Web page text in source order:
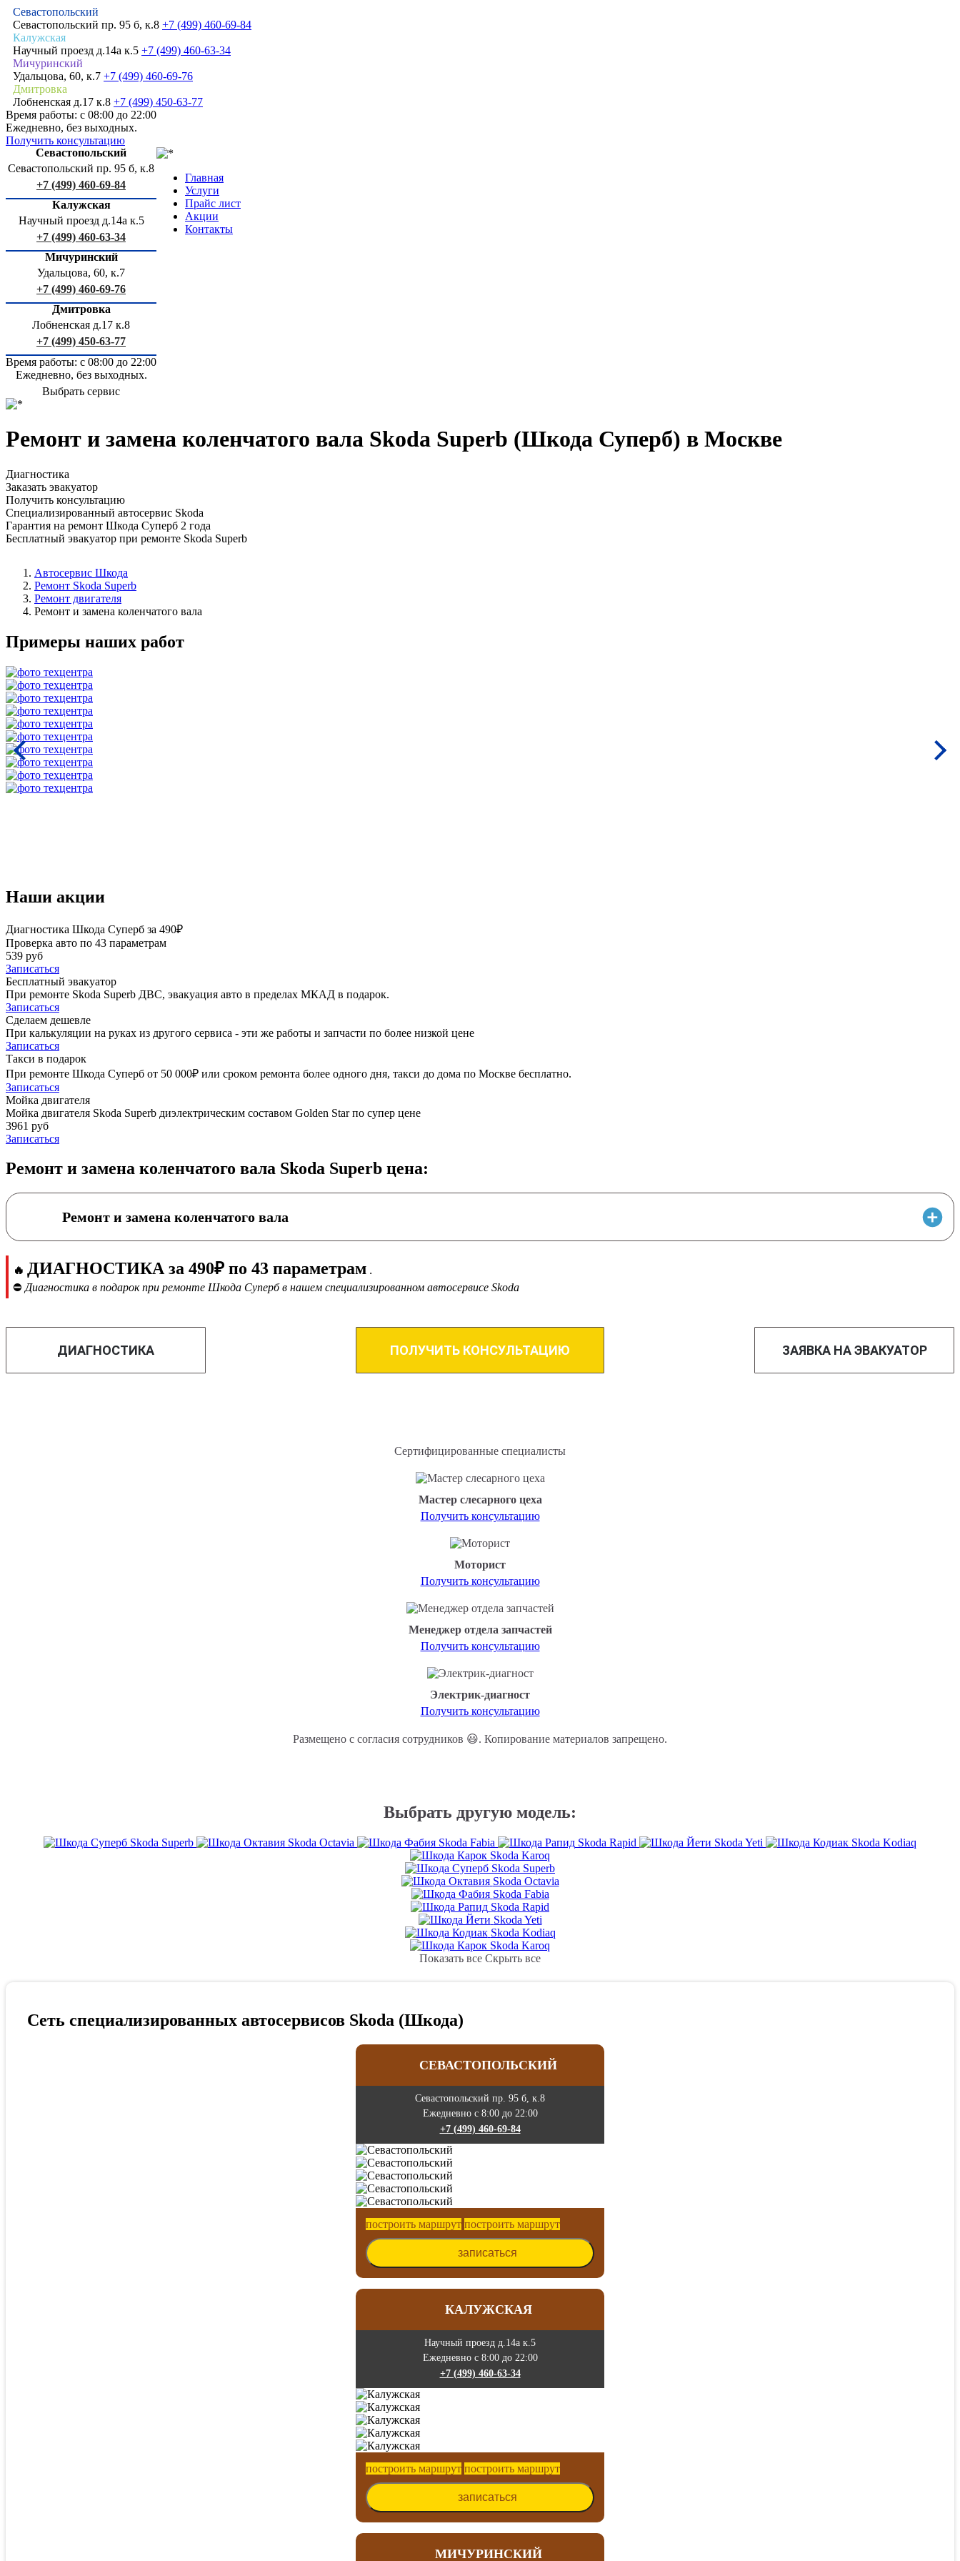
Севастопольский
Севастопольский пр. 95 б, к.8 +7 (499) 460-69-84
Калужская
Научный проезд д.14а к.5 +7 (499) 460-63-34
Мичуринский
Удальцова, 60, к.7 +7 (499) 460-69-76
Дмитровка
Лобненская д.17 к.8 +7 (499) 450-63-77
Время работы: с 08:00 до 22:00
Ежедневно, без выходных.
Получить консультацию
Севастопольский
Севастопольский пр. 95 б, к.8
+7 (499) 460-69-84
Калужская
Научный проезд д.14а к.5
+7 (499) 460-63-34
Мичуринский
Удальцова, 60, к.7
+7 (499) 460-69-76
Дмитровка
Лобненская д.17 к.8
+7 (499) 450-63-77
Время работы: с 08:00 до 22:00
Ежедневно, без выходных.
Выбрать сервис
Главная
Услуги
Прайс лист
Акции
Контакты
Ремонт и замена коленчатого вала Skoda Superb (Шкода Суперб) в Москве
Диагностика
Заказать эвакуатор
Получить консультацию
Специализированный автосервис Skoda
Гарантия на ремонт Шкода Суперб 2 года
Бесплатный эвакуатор при ремонте Skoda Superb
Автосервис Шкода
Ремонт Skoda Superb
Ремонт двигателя
Ремонт и замена коленчатого вала
Примеры наших работ
Наши акции
Диагностика Шкода Суперб за 490₽
Проверка авто по 43 параметрам
539 руб
Записаться
Бесплатный эвакуатор
При ремонте Skoda Superb ДВС, эвакуация авто в пределах МКАД в подарок.
Записаться
Сделаем дешевле
При калькуляции на руках из другого сервиса - эти же работы и запчасти по более низкой цене
Записаться
Такси в подарок
При ремонте Шкода Суперб от 50 000₽ или сроком ремонта более одного дня, такси до дома по Москве бесплатно.
Записаться
Мойка двигателя
Мойка двигателя Skoda Superb диэлектрическим составом Golden Star по супер цене
3961 руб
Записаться
Ремонт и замена коленчатого вала Skoda Superb цена:
Ремонт и замена коленчатого вала
🔥 ДИАГНОСТИКА за 490₽ по 43 параметрам .
⛔ Диагностика в подарок при ремонте Шкода Суперб в нашем специализированном автосервисе Skoda
ДИАГНОСТИКА ПОЛУЧИТЬ КОНСУЛЬТАЦИЮ ЗАЯВКА НА ЭВАКУАТОР
Сертифицированные специалисты
Мастер слесарного цеха
Получить консультацию
Моторист
Получить консультацию
Менеджер отдела запчастей
Получить консультацию
Электрик-диагност
Получить консультацию
Выбрать другую модель:
Skoda Superb Skoda Octavia Skoda Fabia Skoda Rapid Skoda Yeti
Skoda Kodiaq
Skoda Karoq
Skoda Superb
Skoda Octavia
Skoda Fabia
Skoda Rapid
Skoda Yeti
Skoda Kodiaq
Skoda Karoq
Показать все Скрыть все
Сеть специализированных автосервисов Skoda (Шкода)
СЕВАСТОПОЛЬСКИЙ
Севастопольский пр. 95 б, к.8
Ежедневно с 8:00 до 22:00
+7 (499) 460-69-84
построить маршрут построить маршрут
записаться
КАЛУЖСКАЯ
Научный проезд д.14а к.5
Ежедневно с 8:00 до 22:00
+7 (499) 460-63-34
построить маршрут построить маршрут
записаться
МИЧУРИНСКИЙ